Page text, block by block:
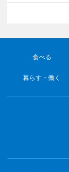
食べる
暮らす・働く